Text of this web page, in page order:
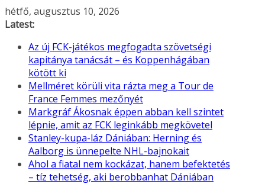
Skip
to
hétfő, augusztus 10, 2026
Latest:
Az új FCK-játékos megfogadta szövetségi
kapitánya tanácsát – és Koppenhágában
kötött ki
Mellméret körüli vita rázta meg a Tour de
France Femmes mezőnyét
Markgráf Ákosnak éppen abban kell szintet
lépnie, amit az FCK leginkább megkövetel
Stanley-kupa-láz Dániában: Herning és
Aalborg is ünnepelte NHL-bajnokait
Ahol a fiatal nem kockázat, hanem befektetés
– tíz tehetség, aki berobbanhat Dániában